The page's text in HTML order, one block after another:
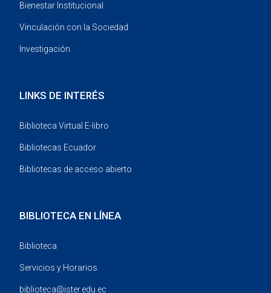
Bienestar Institucional
Vinculación con la Sociedad
Investigación
LINKS DE INTERÉS
Biblioteca Virtual E-libro
Bibliotecas Ecuador
Bibliotecas de acceso abierto
BIBLIOTECA EN LÍNEA
Biblioteca
Servicios y Horarios
biblioteca@ister.edu.ec